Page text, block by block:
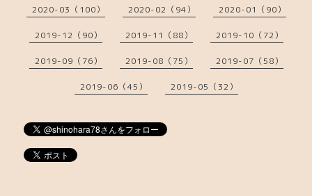
2020-03（100） 2020-02（94） 2020-01（90）
2019-12（90） 2019-11（88） 2019-10（72）
2019-09（76） 2019-08（75） 2019-07（58）
2019-06（45） 2019-05（32）